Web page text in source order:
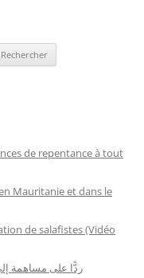
de repentance à tout
Mauritanie et dans le
de salafistes (Vidéo
ردًّا على مساهمة